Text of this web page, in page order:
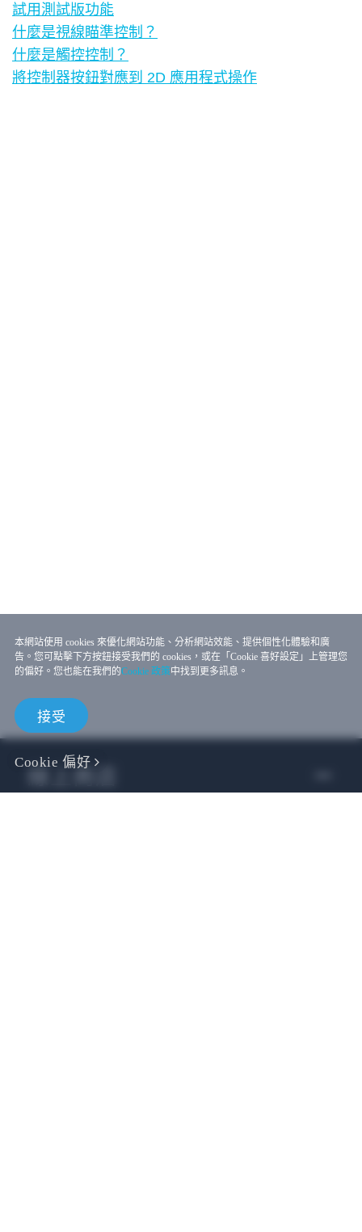
試用測試版功能
什麼是視線瞄準控制？
什麼是觸控控制？
將控制器按鈕對應到 2D 應用程式操作
本網站使用 cookies 來優化網站功能、分析網站效能、提供個性化體驗和廣
告。您可點擊下方按鈕接受我們的 cookies，或在「Cookie 喜好設定」上管理您
的偏好。您也能在我們的Cookie 政策中找到更多訊息。
接受
Cookie 偏好